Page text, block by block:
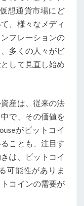
想通貨市場にど
、様々なメディ
フレーションの
多くの人々がビ
して見直し始め
産は、従来の法
で、その価値を
がビットコイ
ことも、注目す
は、ビットコイ
可能性がありま
コインの需要が